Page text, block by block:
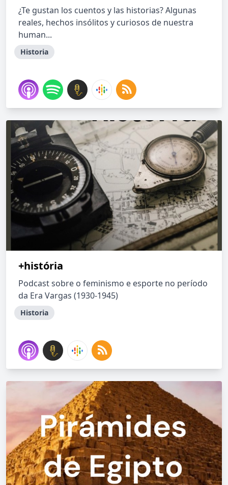
¿Te gustan los cuentos y las historias? Algunas
reales, hechos insólitos y curiosos de nuestra
human...
Historia
+história
Podcast sobre o feminismo e esporte no período
da Era Vargas (1930-1945)
Historia